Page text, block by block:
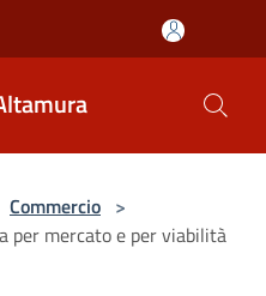
Commercio >
per mercato e per viabilità